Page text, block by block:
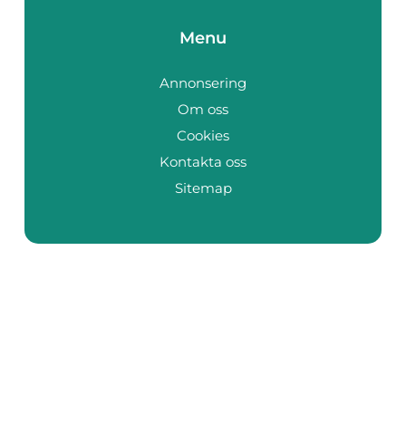
Menu
Annonsering
Om oss
Cookies
Kontakta oss
Sitemap